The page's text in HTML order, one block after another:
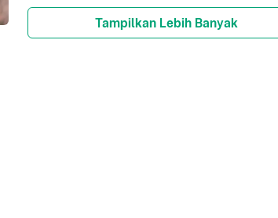
Tampilkan Lebih Banyak